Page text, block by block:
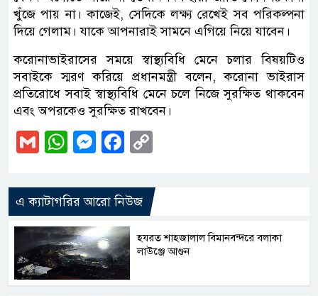
খুঁজে পায় না। কাজেই, সেদিকে লক্ষ্য রেখেই সব পরিকল্পনা
দিয়ে গেলাম। যাকে আপনারাই সামনে এগিয়ে নিয়ে যাবেন।
করোনাভাইরাসের সময়ে স্বাস্থ্যবিধি মেনে চলার বিষয়টিও
সবাইকে স্মরণ করিয়ে প্রধানমন্ত্রী বলেন, করোনা ভাইরাস
প্রতিরোধে সবাই স্বাস্থ্যবিধি মেনে চলে নিজে সুরক্ষিত থাকবেন
এবং অপরকেও সুরক্ষিত রাখবেন।
GmailWhatsApp
Messenger
Facebook
এ ক্যাটাগরির আরো নিউজ
হযরত শাহজালাল বিমানবন্দরে বলাকা
লাউঞ্জে আগুন